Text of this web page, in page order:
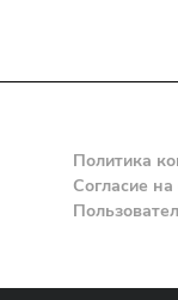
Политика
Согласие